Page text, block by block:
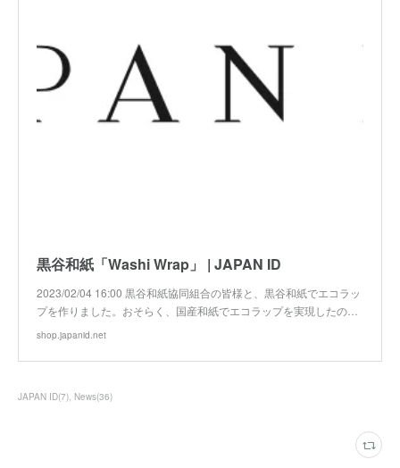
黒谷和紙「Washi Wrap」 | JAPAN ID
2023/02/04 16:00 黒谷和紙協同組合の皆様と、黒谷和紙でエコラッ
プを作りました。おそらく、国産和紙でエコラップを実現したの…
shop.japanid.net
JAPAN ID(7) News(36)